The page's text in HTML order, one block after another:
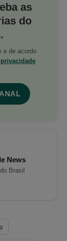
as
do
e de acordo
privacidade
News
Brasil